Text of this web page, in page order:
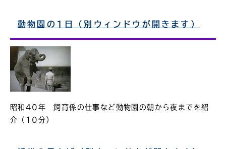
動物園の1日（別ウィンドウが開きます）
昭和40年 飼育係の仕事など動物園の朝から夜までを紹
介（10分）